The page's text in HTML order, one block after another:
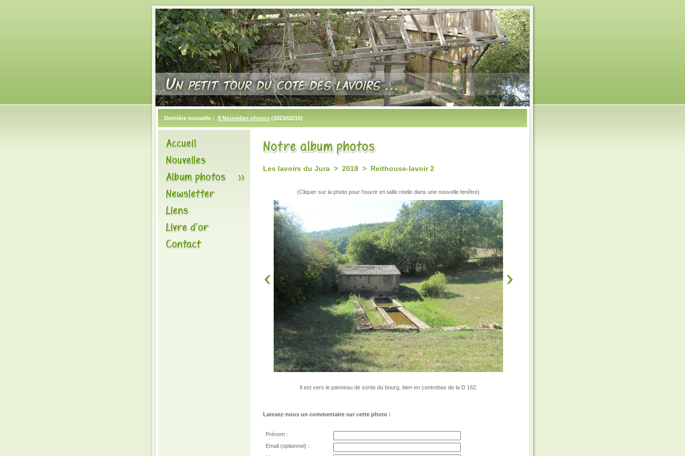
Dernière nouvelle : 9 Nouvelles photos (2023/02/16)
Les lavoirs du Jura > 2018 > Reithouse-lavoir 2
(Cliquer sur la photo pour l'ouvrir en taille réelle dans une nouvelle fenêtre)
Il est vers le panneau de sortie du bourg, bien en contrebas de la D 162.
Laissez-nous un commentaire sur cette photo :
Prénom :
Email (optionnel) :